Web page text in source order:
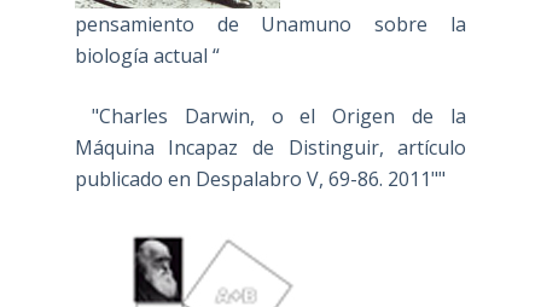
pensamiento de Unamuno sobre la
biología actual “
"Charles Darwin, o el Origen de la
Máquina Incapaz de Distinguir, artículo
publicado en Despalabro V, 69-86. 2011""